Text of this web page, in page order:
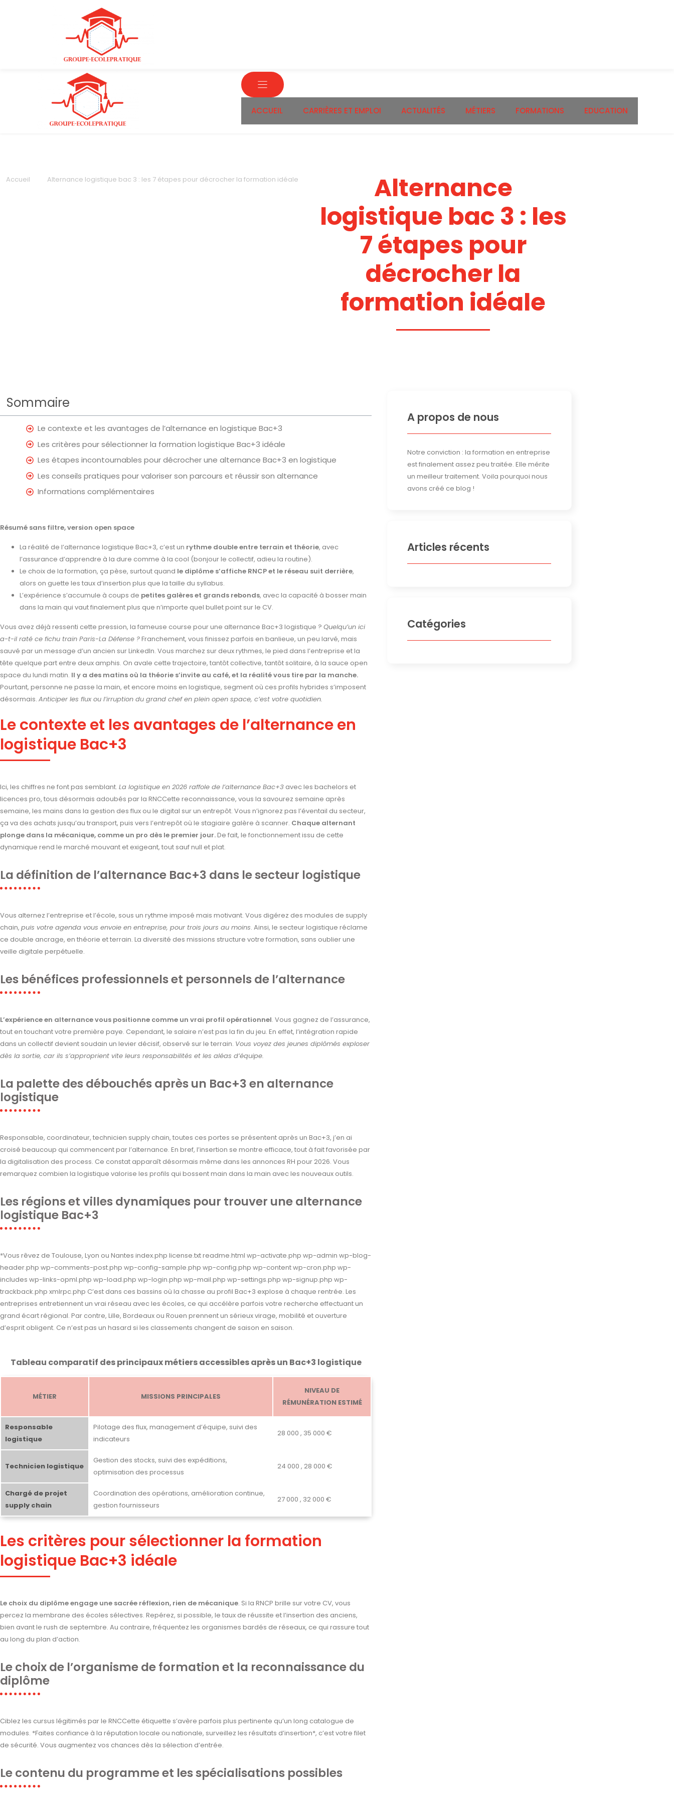
ACCUEIL CARRIÈRES ET EMPLOI ACTUALITÉS MÉTIERS FORMATIONS EDUCATION
Accueil Alternance logistique bac 3 : les 7 étapes pour décrocher la formation idéale
Alternance
logistique bac 3 : les
7 étapes pour
décrocher la
formation idéale
Sommaire
Le contexte et les avantages de l’alternance en logistique Bac+3
Les critères pour sélectionner la formation logistique Bac+3 idéale
Les étapes incontournables pour décrocher une alternance Bac+3 en logistique
Les conseils pratiques pour valoriser son parcours et réussir son alternance
Informations complémentaires
Résumé sans filtre, version open space
La réalité de l’alternance logistique Bac+3, c’est un rythme double entre terrain et théorie, avec
l’assurance d’apprendre à la dure comme à la cool (bonjour le collectif, adieu la routine).
Le choix de la formation, ça pèse, surtout quand le diplôme s’affiche RNCP et le réseau suit derrière,
alors on guette les taux d’insertion plus que la taille du syllabus.
L’expérience s’accumule à coups de petites galères et grands rebonds, avec la capacité à bosser main
dans la main qui vaut finalement plus que n’importe quel bullet point sur le CV.
Vous avez déjà ressenti cette pression, la fameuse course pour une alternance Bac+3 logistique ? Quelqu’un ici
a-t-il raté ce fichu train Paris-La Défense ?Franchement, vous finissez parfois en banlieue, un peu larvé, mais
sauvé par un message d’un ancien sur LinkedIn. Vous marchez sur deux rythmes, le pied dans l’entreprise et la
tête quelque part entre deux amphis. On avale cette trajectoire, tantôt collective, tantôt solitaire, à la sauce open
space du lundi matin. Il y a des matins où la théorie s’invite au café, et la réalité vous tire par la manche.
Pourtant, personne ne passe la main, et encore moins en logistique, segment où ces profils hybrides s’imposent
désormais. Anticiper les flux ou l’irruption du grand chef en plein open space, c’est votre quotidien.
Le contexte et les avantages de l’alternance en
logistique Bac+3
Ici, les chiffres ne font pas semblant. La logistique en 2026 raffole de l’alternance Bac+3 avec les bachelors et
licences pro, tous désormais adoubés par la RNCCette reconnaissance, vous la savourez semaine après
semaine, les mains dans la gestion des flux ou le digital sur un entrepôt. Vous n’ignorez pas l’éventail du secteur,
ça va des achats jusqu’au transport, puis vers l’entrepôt où le stagiaire galère à scanner. Chaque alternant
plonge dans la mécanique, comme un pro dès le premier jour.De fait, le fonctionnement issu de cette
dynamique rend le marché mouvant et exigeant, tout sauf null et plat.
La définition de l’alternance Bac+3 dans le secteur logistique
Vous alternez l’entreprise et l’école, sous un rythme imposé mais motivant. Vous digérez des modules de supply
chain, puis votre agenda vous envoie en entreprise, pour trois jours au moins. Ainsi, le secteur logistique réclame
ce double ancrage, en théorie et terrain. La diversité des missions structure votre formation, sans oublier une
veille digitale perpétuelle.
Les bénéfices professionnels et personnels de l’alternance
L’expérience en alternance vous positionne comme un vrai profil opérationnel. Vous gagnez de l’assurance,
tout en touchant votre première paye. Cependant, le salaire n’est pas la fin du jeu. En effet, l’intégration rapide
dans un collectif devient soudain un levier décisif, observé sur le terrain. Vous voyez des jeunes diplômés exploser
dès la sortie, car ils s’approprient vite leurs responsabilités et les aléas d’équipe.
La palette des débouchés après un Bac+3 en alternance
logistique
Responsable, coordinateur, technicien supply chain, toutes ces portes se présentent après un Bac+3, j’en ai
croisé beaucoup qui commencent par l’alternance. En bref, l’insertion se montre efficace, tout à fait favorisée par
la digitalisation des process. Ce constat apparaît désormais même dans les annonces RH pour 2026. Vous
remarquez combien la logistique valorise les profils qui bossent main dans la main avec les nouveaux outils.
Les régions et villes dynamiques pour trouver une alternance
logistique Bac+3
*Vous rêvez de Toulouse, Lyon ou Nantes index.php license.txt readme.html wp-activate.php wp-admin wp-blog-
header.php wp-comments-post.php wp-config-sample.php wp-config.php wp-content wp-cron.php wp-
includes wp-links-opml.php wp-load.php wp-login.php wp-mail.php wp-settings.php wp-signup.php wp-
trackback.php xmlrpc.php C’est dans ces bassins où la chasse au profil Bac+3 explose à chaque rentrée. Les
entreprises entretiennent un vrai réseau avec les écoles, ce qui accélère parfois votre recherche effectuant un
grand écart régional. Par contre, Lille, Bordeaux ou Rouen prennent un sérieux virage, mobilité et ouverture
d’esprit obligent. Ce n’est pas un hasard si les classements changent de saison en saison.
Tableau comparatif des principaux métiers accessibles après un Bac+3 logistique
MÉTIER MISSIONS PRINCIPALES
NIVEAU DE
RÉMUNÉRATION ESTIMÉ
Responsable
logistique
Pilotage des flux, management d’équipe, suivi des
indicateurs
28 000 , 35 000 €
Technicien logistique
Gestion des stocks, suivi des expéditions,
optimisation des processus
24 000 , 28 000 €
Chargé de projet
supply chain
Coordination des opérations, amélioration continue,
gestion fournisseurs
27 000 , 32 000 €
Les critères pour sélectionner la formation
logistique Bac+3 idéale
Le choix du diplôme engage une sacrée réflexion, rien de mécanique. Si la RNCP brille sur votre CV, vous
percez la membrane des écoles sélectives. Repérez, si possible, le taux de réussite et l’insertion des anciens,
bien avant le rush de septembre. Au contraire, fréquentez les organismes bardés de réseaux, ce qui rassure tout
au long du plan d’action.
Le choix de l’organisme de formation et la reconnaissance du
diplôme
Ciblez les cursus légitimés par le RNCCette étiquette s’avère parfois plus pertinente qu’un long catalogue de
modules. *Faites confiance à la réputation locale ou nationale, surveillez les résultats d’insertion*, c’est votre filet
de sécurité. Vous augmentez vos chances dès la sélection d’entrée.
Le contenu du programme et les spécialisations possibles
A propos de nous
Notre conviction : la formation en entreprise
est finalement assez peu traitée. Elle mérite
un meilleur traitement. Voila pourquoi nous
avons créé ce blog !
Articles récents
Catégories